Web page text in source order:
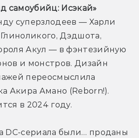
самоубийц: Исэкай»
суперзлодеев — Харли
Дэдшота,
Акул — в фэнтезийную
и монстров. Дизайн
переосмыслила
Акира Амано (Reborn!).
в 2024 году.
DC-сериала были… проданы